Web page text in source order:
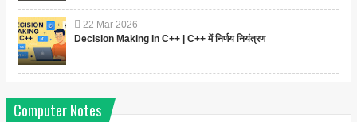
22 Mar 2026
Decision Making in C++ | C++ में निर्णय नियंत्रण
Computer Notes